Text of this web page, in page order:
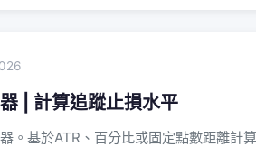
| 計算追蹤止損水平
。基於ATR、百分比或固定點數距離計